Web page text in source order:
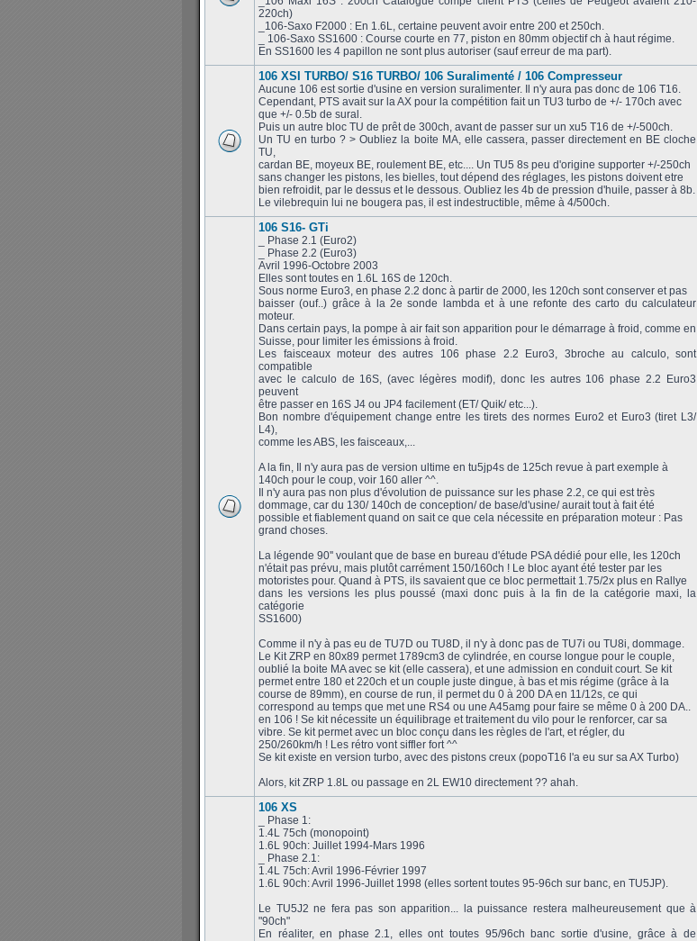
220ch)
_106-Saxo F2000 : En 1.6L, certaine peuvent avoir entre 200 et 250ch.
_ 106-Saxo SS1600 : Course courte en 77, piston en 80mm objectif ch à haut régime.
En SS1600 les 4 papillon ne sont plus autoriser (sauf erreur de ma part).
106 XSI TURBO/ S16 TURBO/ 106 Suralimenté / 106 Compresseur
Aucune 106 est sortie d'usine en version suralimenter. Il n'y aura pas donc de 106 T16.
Cependant, PTS avait sur la AX pour la compétition fait un TU3 turbo de +/- 170ch avec
que +/- 0.5b de sural.
Puis un autre bloc TU de prêt de 300ch, avant de passer sur un xu5 T16 de +/-500ch.
Un TU en turbo ? > Oubliez la boite MA, elle cassera, passer directement en BE cloche
TU,
cardan BE, moyeux BE, roulement BE, etc.... Un TU5 8s peu d'origine supporter +/-250ch
sans changer les pistons, les bielles, tout dépend des réglages, les pistons doivent etre
bien refroidit, par le dessus et le dessous. Oubliez les 4b de pression d'huile, passer à 8b.
Le vilebrequin lui ne bougera pas, il est indestructible, même à 4/500ch.
106 S16- GTi
_ Phase 2.1 (Euro2)
_ Phase 2.2 (Euro3)
Avril 1996-Octobre 2003
Elles sont toutes en 1.6L 16S de 120ch.
Sous norme Euro3, en phase 2.2 donc à partir de 2000, les 120ch sont conserver et pas
baisser (ouf..) grâce à la 2e sonde lambda et à une refonte des carto du calculateur
moteur.
Dans certain pays, la pompe à air fait son apparition pour le démarrage à froid, comme en
Suisse, pour limiter les émissions à froid.
Les faisceaux moteur des autres 106 phase 2.2 Euro3, 3broche au calculo, sont
compatible
avec le calculo de 16S, (avec légères modif), donc les autres 106 phase 2.2 Euro3
peuvent
être passer en 16S J4 ou JP4 facilement (ET/ Quik/ etc...).
Bon nombre d'équipement change entre les tirets des normes Euro2 et Euro3 (tiret L3/
L4),
comme les ABS, les faisceaux,...
A la fin, Il n'y aura pas de version ultime en tu5jp4s de 125ch revue à part exemple à
140ch pour le coup, voir 160 aller ^^.
Il n'y aura pas non plus d'évolution de puissance sur les phase 2.2, ce qui est très
dommage, car du 130/ 140ch de conception/ de base/d'usine/ aurait tout à fait été
possible et fiablement quand on sait ce que cela nécessite en préparation moteur : Pas
grand choses.
La légende 90'' voulant que de base en bureau d'étude PSA dédié pour elle, les 120ch
n'était pas prévu, mais plutôt carrément 150/160ch ! Le bloc ayant été tester par les
motoristes pour. Quand à PTS, ils savaient que ce bloc permettait 1.75/2x plus en Rallye
dans les versions les plus poussé (maxi donc puis à la fin de la catégorie maxi, la
catégorie
SS1600)
Comme il n'y à pas eu de TU7D ou TU8D, il n'y à donc pas de TU7i ou TU8i, dommage.
Le Kit ZRP en 80x89 permet 1789cm3 de cylindrée, en course longue pour le couple,
oublié la boite MA avec se kit (elle cassera), et une admission en conduit court. Se kit
permet entre 180 et 220ch et un couple juste dingue, à bas et mis régime (grâce à la
course de 89mm), en course de run, il permet du 0 à 200 DA en 11/12s, ce qui
correspond au temps que met une RS4 ou une A45amg pour faire se même 0 à 200 DA..
en 106 ! Se kit nécessite un équilibrage et traitement du vilo pour le renforcer, car sa
vibre. Se kit permet avec un bloc conçu dans les règles de l'art, et régler, du
250/260km/h ! Les rétro vont siffler fort ^^
Se kit existe en version turbo, avec des pistons creux (popoT16 l'a eu sur sa AX Turbo)
Alors, kit ZRP 1.8L ou passage en 2L EW10 directement ?? ahah.
106 XS
_ Phase 1:
1.4L 75ch (monopoint)
1.6L 90ch: Juillet 1994-Mars 1996
_ Phase 2.1:
1.4L 75ch: Avril 1996-Février 1997
1.6L 90ch: Avril 1996-Juillet 1998 (elles sortent toutes 95-96ch sur banc, en TU5JP).
Le TU5J2 ne fera pas son apparition... la puissance restera malheureusement que à
"90ch"
En réaliter, en phase 2.1, elles ont toutes 95/96ch banc sortie d'usine, grâce à de